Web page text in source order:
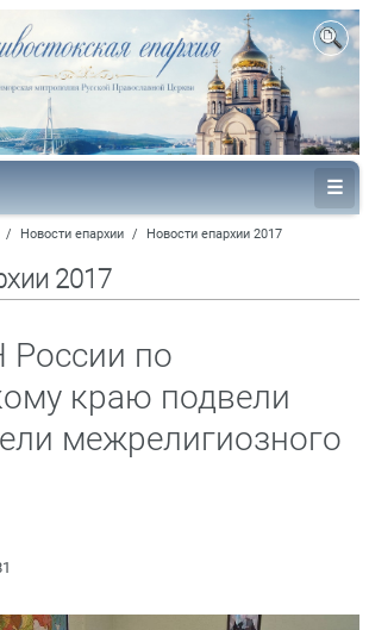
/ Новости епархии / Новости епархии 2017
2017
по
краю подвели
межрелигиозного